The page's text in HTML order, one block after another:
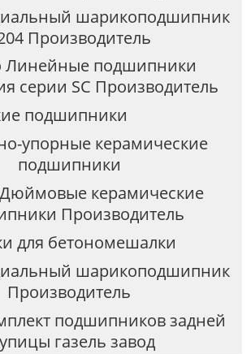
шарикоподшипник
Производитель
Линейные подшипники
серии SC Производитель
подшипники
упорные керамические
подшипники
керамические
Производитель
для бетономешалки
шарикоподшипник
Производитель
подшипников задней
газель завод